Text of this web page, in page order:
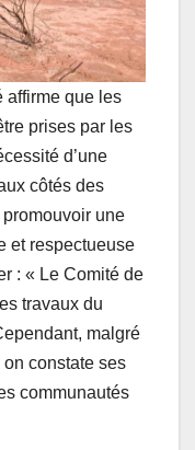
affirme que les
prises par les
d’une
côtés des
une
et respectueuse
: « Le Comité de
travaux du
malgré
on constate ses
communautés